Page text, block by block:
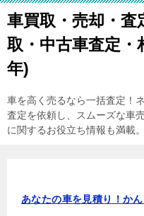
車買取・売却・査
取・中古車査定・
年)
車を高く売るなら一括査定！
査定を依頼し、スムーズな車
に関するお役立ち情報も満載
あなたの車を見積り！か